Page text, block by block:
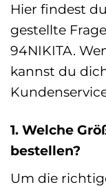
Hier findest
gestellte
94NIKITA.
kannst du
1. Welche
bestellen?
Um die